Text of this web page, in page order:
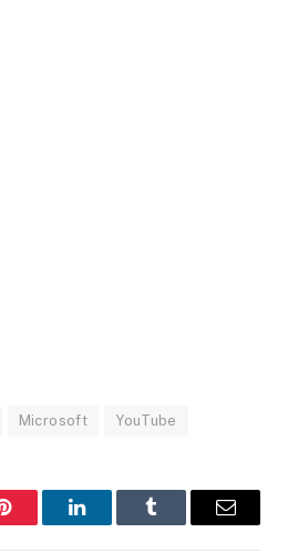
Microsoft YouTube
Pinterest LinkedInTumblr Email